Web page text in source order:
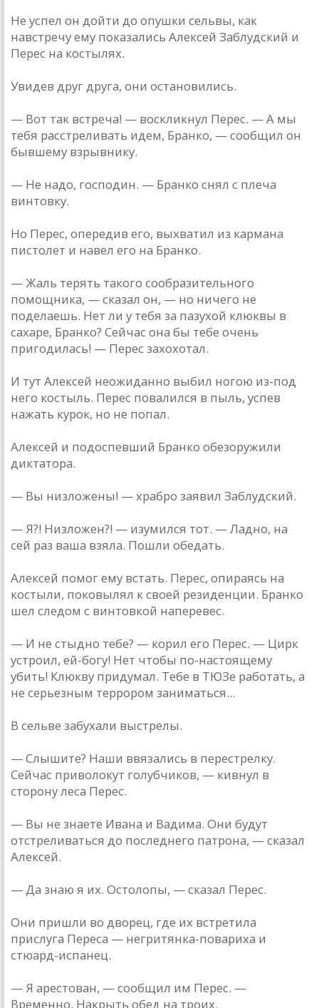
Не успел он дойти до опушки сельвы, как
навстречу ему показались Алексей Заблудский и
Перес на костылях.
Увидев друг друга, они остановились.
— Вот так встреча! — воскликнул Перес. — А мы
тебя расстреливать идем, Бранко, — сообщил он
бывшему взрывнику.
— Не надо, господин. — Бранко снял с плеча
винтовку.
Но Перес, опередив его, выхватил из кармана
пистолет и навел его на Бранко.
— Жаль терять такого сообразительного
помощника, — сказал он, — но ничего не
поделаешь. Нет ли у тебя за пазухой клюквы в
сахаре, Бранко? Сейчас она бы тебе очень
пригодилась! — Перес захохотал.
И тут Алексей неожиданно выбил ногою из-под
него костыль. Перес повалился в пыль, успев
нажать курок, но не попал.
Алексей и подоспевший Бранко обезоружили
диктатора.
— Вы низложены! — храбро заявил Заблудский.
— Я?! Низложен?! — изумился тот. — Ладно, на
сей раз ваша взяла. Пошли обедать.
Алексей помог ему встать. Перес, опираясь на
костыли, поковылял к своей резиденции. Бранко
шел следом с винтовкой наперевес.
— И не стыдно тебе? — корил его Перес. — Цирк
устроил, ей-богу! Нет чтобы по-настоящему
убить! Клюкву придумал. Тебе в ТЮЗе работать, а
не серьезным террором заниматься...
В сельве забухали выстрелы.
— Слышите? Наши ввязались в перестрелку.
Сейчас приволокут голубчиков, — кивнул в
сторону леса Перес.
— Вы не знаете Ивана и Вадима. Они будут
отстреливаться до последнего патрона, — сказал
Алексей.
— Да знаю я их. Остолопы, — сказал Перес.
Они пришли во дворец, где их встретила
прислуга Переса — негритянка-повариха и
стюард-испанец.
— Я арестован, — сообщил им Перес. —
Временно. Накрыть обед на троих.